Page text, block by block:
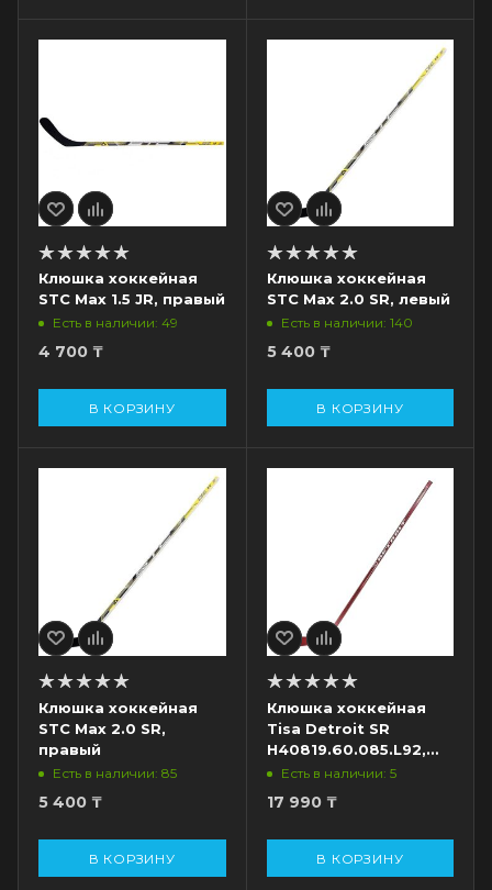
Клюшка хоккейная
STC Max 1.5 JR, правый
Есть в наличии: 49
4 700 ₸
В КОРЗИНУ
Клюшка хоккейная
STC Max 2.0 SR, левый
Есть в наличии: 140
5 400₸
В КОРЗИНУ
Клюшка хоккейная
STC Max 2.0 SR,
правый
Есть в наличии: 85
5 400 ₸
В КОРЗИНУ
Клюшка хоккейная
Tisa Detroit SR
H40819.60.085.L92,
жесткость 85, крюк
Есть в наличии: 5
17 990₸
В КОРЗИНУ